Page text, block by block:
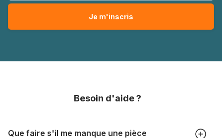
Besoin d'aide ?
Que faire s'il me manque une pièce